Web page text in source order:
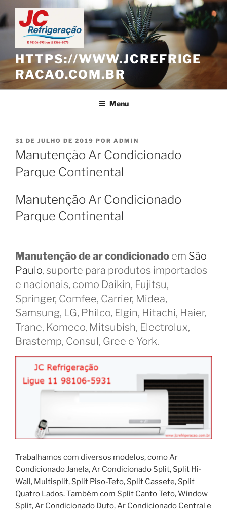
Pular
para
o
conteúdo
HTTPS://WWW.JCREFRIGE
RACAO.COM.BR
Menu
PUBLICADO
EM
31 DE JULHO DE 2019 POR ADMIN
Manutenção Ar Condicionado
Parque Continental
Manutenção Ar Condicionado
Parque Continental
Manutenção de ar condicionado em São
Paulo, suporte para produtos importados
e nacionais, como Daikin, Fujitsu,
Springer, Comfee, Carrier, Midea,
Samsung, LG, Philco, Elgin, Hitachi, Haier,
Trane, Komeco, Mitsubish, Electrolux,
Brastemp, Consul, Gree e York.
Trabalhamos com diversos modelos, como Ar
Condicionado Janela, Ar Condicionado Split, Split Hi-
Wall, Multisplit, Split Piso-Teto, Split Cassete, Split
Quatro Lados. Também com Split Canto Teto, Window
Split, Ar Condicionado Duto, Ar Condicionado Central e